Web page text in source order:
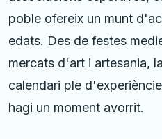
poble ofereix un munt
edats. Des de festes
mercats d'art i artesania,
calendari ple
hagi un moment avorrit.